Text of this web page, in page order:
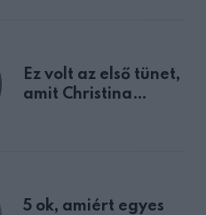
Ez volt az első tünet,
amit Christina
5 ok, amiért egyes